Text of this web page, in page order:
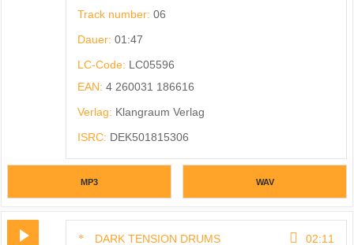
Track number: 06
Dauer: 01:47
LC-Code: LC05596
EAN: 4 260031 186616
Verlag: Klangraum Verlag
ISRC: DEK501815306
MP3 WAV
DARK TENSION DRUMS 02:11